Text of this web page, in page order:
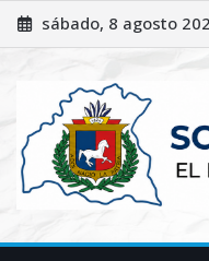
Skip
to
sábado, 8 agosto